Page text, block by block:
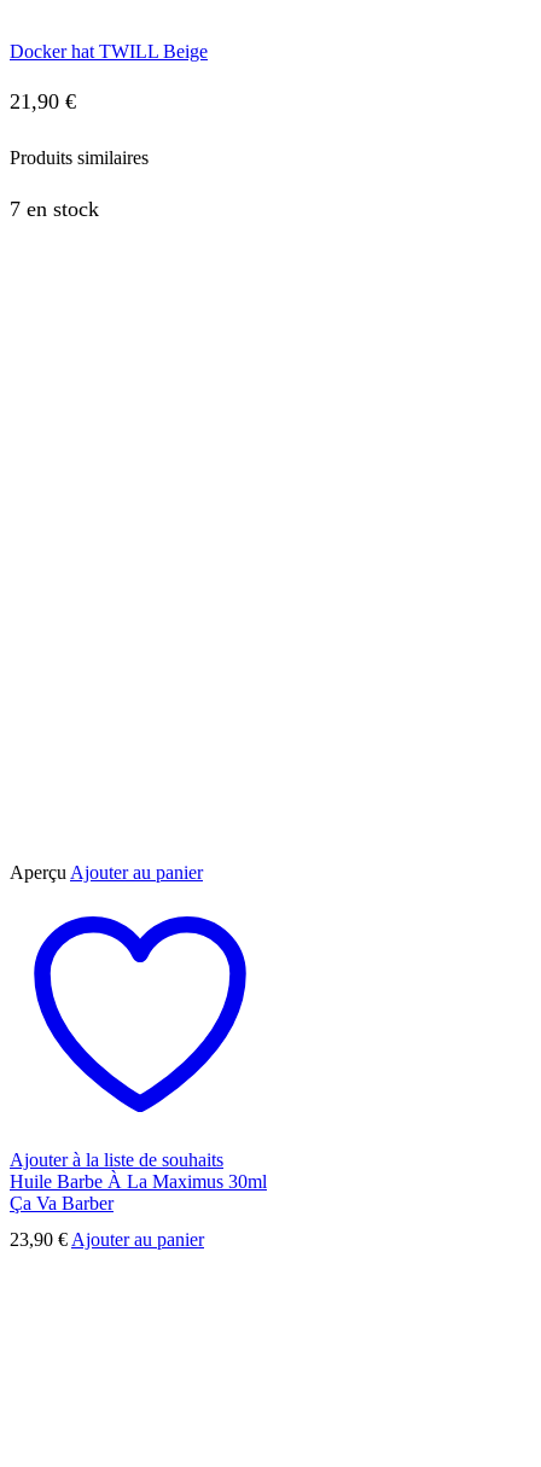
Docker hat TWILL Beige
21,90 €
Produits similaires
7 en stock
Aperçu Ajouter au panier
Ajouter à la liste de souhaits
Huile Barbe À La Maximus 30ml
Ça Va Barber
23,90 € Ajouter au panier